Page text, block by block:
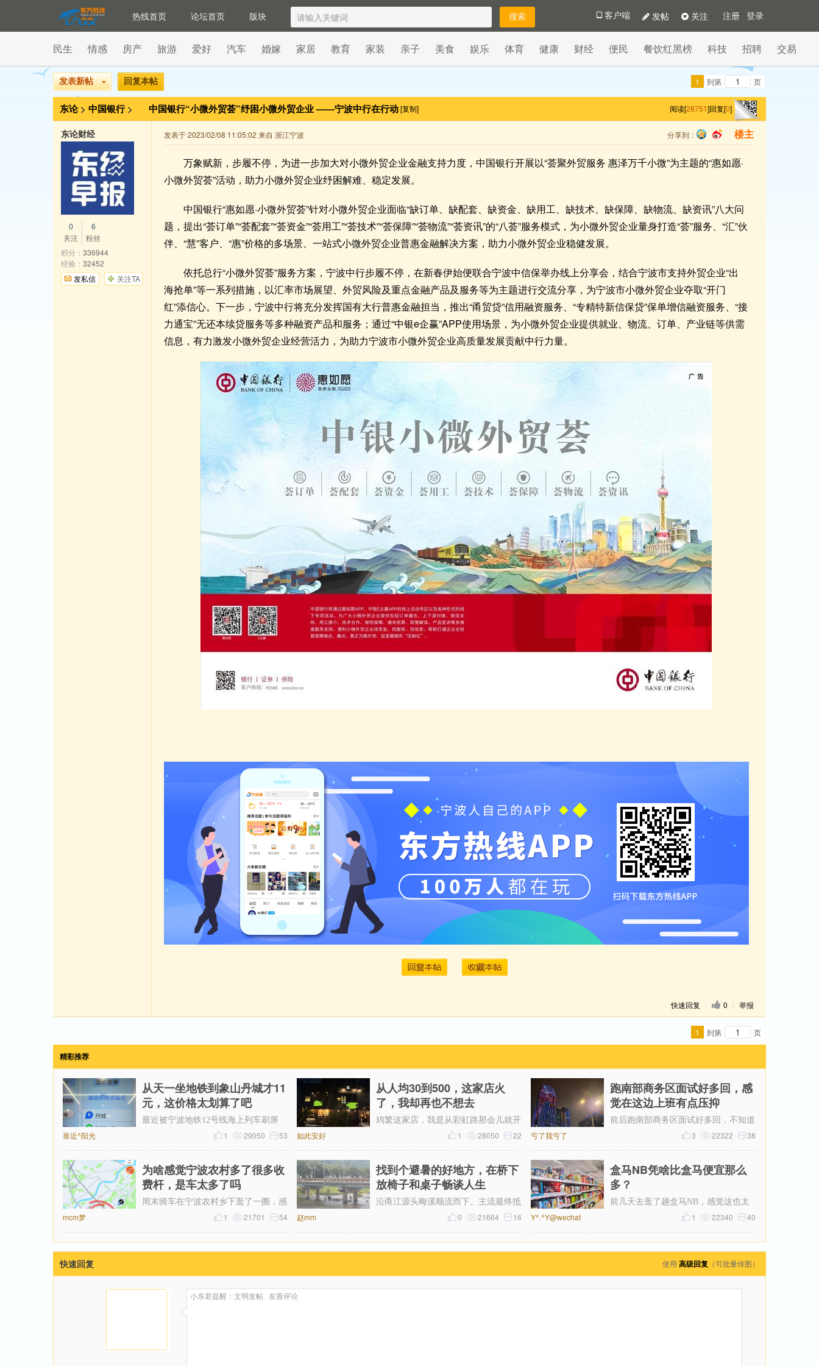
热线首页 论坛首页 版块 注册 登录
关注
发帖
客户端
民生 情感 房产 旅游 爱好 汽车 婚嫁 家居 教育 家装 亲子 美食 娱乐 体育 健康 财经 便民 餐饮红黑榜 科技 招聘 交易
发表新帖 回复本帖 1 到第 页
东论 > 中国银行 > 中国银行“小微外贸荟”纾困小微外贸企业 ——宁波中行在行动[复制] 阅读[28751]回复[0]
发表于 2023/02/08 11:05:02 来自 浙江宁波 楼主
分享到：
qq
sina
万象赋新，步履不停，为进一步加大对小微外贸企业金融支持力度，中国银行开展以“荟聚外贸服务 惠泽万千小微”为主题的“惠如愿·
小微外贸荟”活动，助力小微外贸企业纾困解难、稳定发展。
中国银行“惠如愿·小微外贸荟”针对小微外贸企业面临“缺订单、缺配套、缺资金、缺用工、缺技术、缺保障、缺物流、缺资讯”八大问
题，提出“荟订单”“荟配套”“荟资金”“荟用工”“荟技术”“荟保障”“荟物流”“荟资讯”的“八荟”服务模式，为小微外贸企业量身打造“荟”服务、“汇”伙
伴、“慧”客户、“惠”价格的多场景、一站式小微外贸企业普惠金融解决方案，助力小微外贸企业稳健发展。
依托总行“小微外贸荟”服务方案，宁波中行步履不停，在新春伊始便联合宁波中信保举办线上分享会，结合宁波市支持外贸企业“出
海抢单”等一系列措施，以汇率市场展望、外贸风险及重点金融产品及服务等为主题进行交流分享，为宁波市小微外贸企业夺取“开门
红”添信心。下一步，宁波中行将充分发挥国有大行普惠金融担当，推出“甬贸贷”信用融资服务、“专精特新信保贷”保单增信融资服务、“接
力通宝”无还本续贷服务等多种融资产品和服务；通过“中银e企赢”APP使用场景，为小微外贸企业提供就业、物流、订单、产业链等供需
信息，有力激发小微外贸企业经营活力，为助力宁波市小微外贸企业高质量发展贡献中行力量。
快速回复 | 0 | 举报
东论财经
0
关注
6
粉丝
积分： 336944
经验： 32452
发私信
关注TA
1 到第 页
精彩推荐
从天一坐地铁到象山丹城才11
元，这价格太划算了吧
最近被宁波地铁12号线海上列车刷屏
了，然后又在网上刷到了地铁12号线的
票价，从天一广场坐到象山丹城是11晕
靠近^阳光 53
29050
1
从人均30到500，这家店火
了，我却再也不想去
鸡繁这家店，我是从彩虹路那会儿就开
始吃的，那时候觉得它特别有个性。网
上骂声再多，我也愿意去，那时候感
如此安好 22
28050
1
跑南部商务区面试好多回，感
觉在这边上班有点压抑
前后跑南部商务区面试好多回，不知道
为什么，一直对这片商务区提不起好
感。成片密集写字楼自带压抑感，上下
亏了我亏了 38
22322
3
为啥感觉宁波农村多了很多收
费杆，是车太多了吗
周末骑车在宁波农村乡下逛了一圈，感
觉比起之前，宁波农村的收费杆越来越
多了，感觉几乎每个村头都有收费杆
mcm梦 54
21701
1
找到个避暑的好地方，在桥下
放椅子和桌子畅谈人生
沿甬江源头晦溪顺流而下。主流最终抵
达的是‌亭下湖水库。亭下湖‌，是全国首
批国家水利风景区。由于“晦溪
赵mm 16
21664
0
盒马NB凭啥比盒马便宜那么
多？
前几天去逛了趟盒马NB，感觉这也太
便宜了吧！跟平时去的盒马鲜生一比，
简直像两家店。同一个牌子，差价怎么
Y^.^Y@wechat 40
22340
1
使用 高级回复 （可批量传图）
快速回复